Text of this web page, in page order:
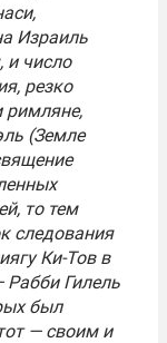
Израиль
и число
резко
римляне,
(Земле
то тем
следования
Ки-Тов в
Рабби Гилель
был
— своим и